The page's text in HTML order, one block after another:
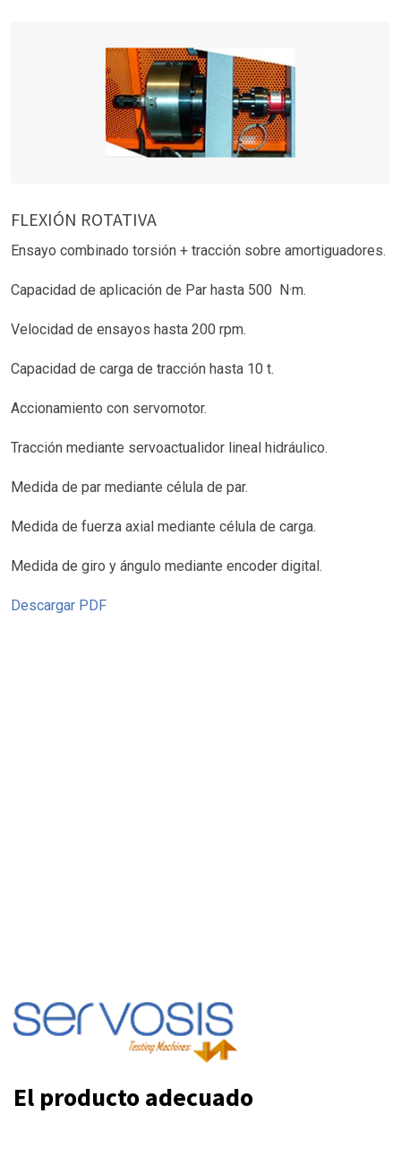
FLEXIÓN ROTATIVA
Ensayo combinado torsión + tracción sobre amortiguadores.
Capacidad de aplicación de Par hasta 500 N·m.
Velocidad de ensayos hasta 200 rpm.
Capacidad de carga de tracción hasta 10 t.
Accionamiento con servomotor.
Tracción mediante servoactualidor lineal hidráulico.
Medida de par mediante célula de par.
Medida de fuerza axial mediante célula de carga.
Medida de giro y ángulo mediante encoder digital.
Descargar PDF
El producto adecuado